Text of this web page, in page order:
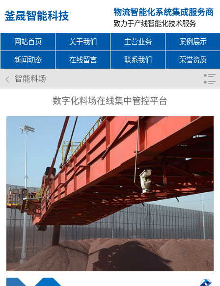
物流智能化系统集成服务商
致力于产线智能化技术服务
网站首页 关于我们 主营业务 案例展示
新闻动态 在线留言 联系我们 荣誉资质
智能料场
数字化料场在线集中管控平台